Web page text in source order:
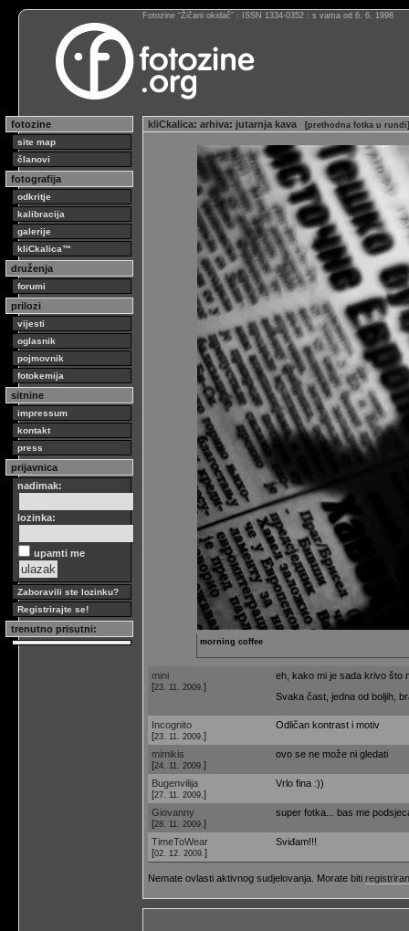
Fotozine “Žičani okidač” : ISSN 1334-0352 : s vama od 6. 6. 1998
fotozine
site map
članovi
fotografija
odkritje
kalibracija
galerije
kliCkalica™
druženja
forumi
prilozi
vijesti
oglasnik
pojmovnik
fotokemija
sitnine
impressum
kontakt
press
prijavnica
nadimak:
lozinka:
upamti me
Zaboravili ste lozinku?
Registrirajte se!
trenutno prisutni:
kliCkalica: arhiva: jutarnja kava [prethodna fotka u rundi]
morning coffee
mini
[23. 11. 2009. ]
eh, kako mi je sada krivo što
Svaka čast, jedna od boljih,
Incognito
[23. 11. 2009. ]
Odličan kontrast i motiv
mimikis
[24. 11. 2009. ]
ovo se ne može ni gledati
Bugenvilija
[27. 11. 2009. ]
Vrlo fina :))
Giovanny
[28. 11. 2009. ]
super fotka... bas me
TimeToWear
[02. 12. 2009. ]
Sviđam!!!
Nemate ovlasti aktivnog sudjelovanja. Morate biti